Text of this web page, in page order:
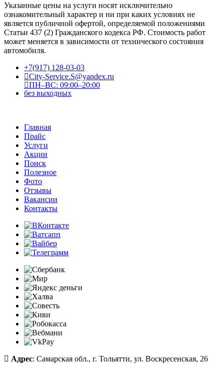
Указанные цены на услуги носят исключительно
ознакомительный характер и ни при каких условиях не
является публичной офертой, определяемой положениями
Статьи 437 (2) Гражданского кодекса РФ. Стоимость работ
может меняется в зависимости от технического состояния
автомобиля.
+7(917) 128-03-03
City-Service.S@yandex.ru
ПН–ВС: 09:00–20:00
без выходных
Главная
Прайс
Услуги
Акции
Поиск
Полезное
Фото
Отзывы
Вакансии
Контакты
Адрес: Самарская обл., г. Тольятти, ул. Воскресенская, 26